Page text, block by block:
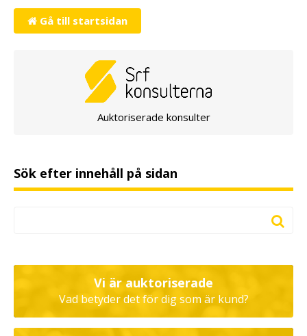
Gå till startsidan
Auktoriserade konsulter
Sök efter innehåll på sidan
Vi är auktoriserade
Vad betyder det för dig som är kund?